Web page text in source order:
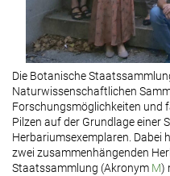
Die Botanische
Naturwissenschaftlichen
Forschungsmöglichkeiten und
Pilzen auf der Grundlage einer
Herbariumsexemplaren. Dabei
zwei zusammenhängenden
Staatssammlung (Akronym M)